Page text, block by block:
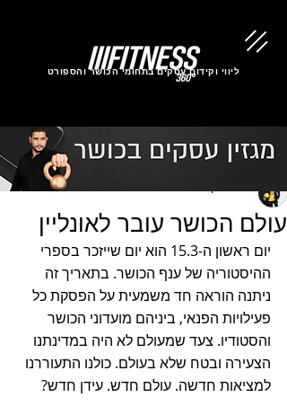
ליווי וקידום עסקים בתחומי הכושר והספורט
עולם הכושר עובר לאונליין
יום ראשון ה-15.3 הוא יום שייזכר בספרי
ההיסטוריה של ענף הכושר. בתאריך זה
ניתנה הוראה חד משמעית על הפסקת כל
פעילויות הפנאי, ביניהם מועדוני הכושר
והסטודיו. צעד שמעולם לא היה במדינתנו
הצעירה ובטח שלא בעולם. כולנו התעוררנו
למציאות חדשה. עולם חדש. עידן חדש?